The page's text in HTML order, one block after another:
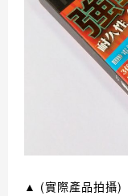
▲ (實際產品拍攝)